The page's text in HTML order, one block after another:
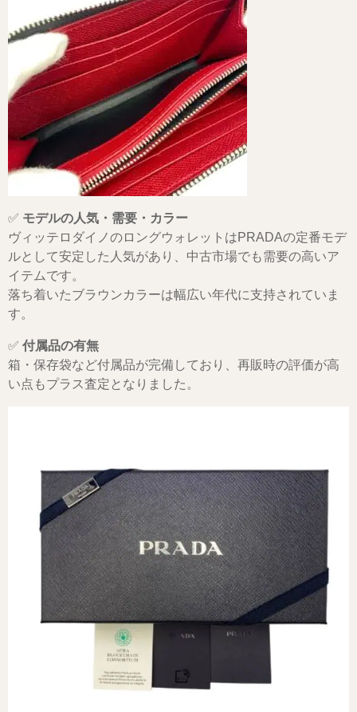
✅ モデルの人気・需要・カラー
ヴィッテロダイノのロングウォレットはPRADAの定番モデ
ルとして安定した人気があり、中古市場でも需要の高いア
イテムです。
落ち着いたブラウンカラーは幅広い年代に支持されていま
す。
✅ 付属品の有無
箱・保存袋など付属品が完備しており、再販時の評価が高
い点もプラス査定となりました。